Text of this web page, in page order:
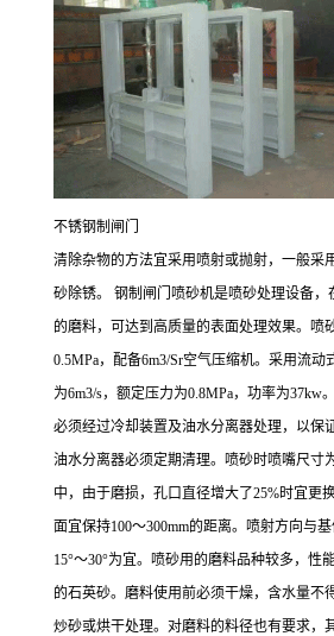
不锈钢制闸门
清除杂物的方法宜采用喷射或抛射，一般采
砂除锈。 钢制闸门喷砂机是喷砂处理设备，
的磨料，可达到高质量的表面处理效果。喷
0.5MPa，配备6m3/Sr空气压缩机。采用流
为6m3/s，额定压力为0.8MPa，功率为37kw
必须经过冷却装置及油水分离器处理，以保
油水分离器必须定期清理。喷砂时喷嘴尺寸
中，由于磨损，孔口直径增大了25%时宜更
面宜保持100～300mm的距离。喷射方向与
15°～30°为宜。喷砂用的磨料品种较多，性
的石英砂。磨料使用前必须干燥，含水量不
炒砂或烘干处理。对磨料的料径也有要求，